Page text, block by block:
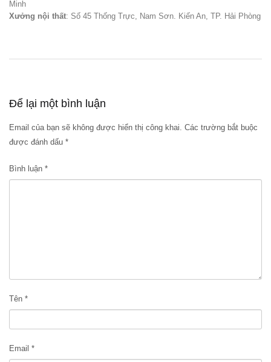
Minh
Xưởng nội thất: Số 45 Thống Trực, Nam Sơn. Kiến An, TP. Hải Phòng
Để lại một bình luận
Email của bạn sẽ không được hiển thị công khai. Các trường bắt buộc
được đánh dấu *
Bình luận *
Tên *
Email *